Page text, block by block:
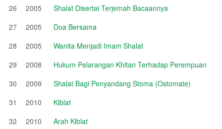
26
2005
Shalat Disertai Terjemah Bacaannya
27
2005
Doa Bersama
28
2005
Wanita Menjadi Imam Shalat
29
2008
Hukum Pelarangan Khitan Terhadap Perempuan
30
2009
Shalat Bagi Penyandang Stoma (Ostomate)
31
2010
Kiblat
32
2010 Arah Kiblat